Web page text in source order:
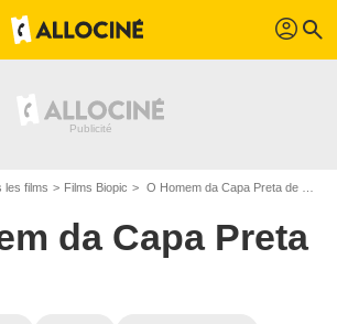
profil search
les films Films Biopic O Homem da Capa Preta de Sergio Rezende
da Capa Preta